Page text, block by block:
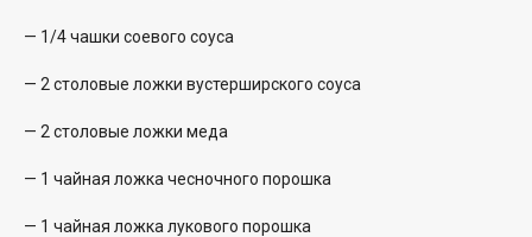
— 1/4 чашки соевого соуса
— 2 столовые ложки вустерширского соуса
— 2 столовые ложки меда
— 1 чайная ложка чесночного порошка
— 1 чайная ложка лукового порошка